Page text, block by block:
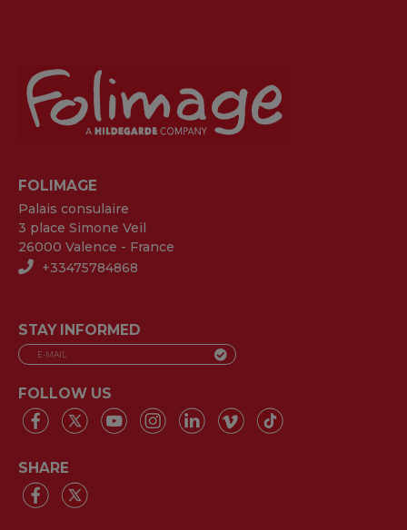
FOLIMAGE
Palais consulaire
3 place Simone Veil
26000 Valence - France
+33475784868
STAY INFORMED
FOLLOW US
SHARE